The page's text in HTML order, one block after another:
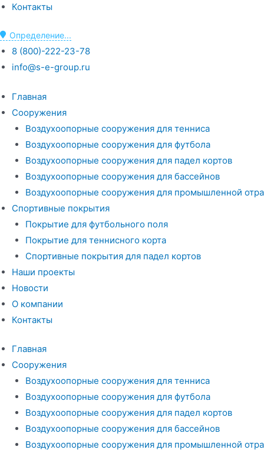
Контакты
Определение...
8 (800)-222-23-78
info@s-e-group.ru
Главная
Сооружения
Воздухоопорные сооружения для тенниса
Воздухоопорные сооружения для футбола
Воздухоопорные сооружения для падел кортов
Воздухоопорные сооружения для бассейнов
Воздухоопорные сооружения для промышленной
Спортивные покрытия
Покрытие для футбольного поля
Покрытие для теннисного корта
Спортивные покрытия для падел кортов
Наши проекты
Новости
О компании
Контакты
Главная
Сооружения
Воздухоопорные сооружения для тенниса
Воздухоопорные сооружения для футбола
Воздухоопорные сооружения для падел кортов
Воздухоопорные сооружения для бассейнов
Воздухоопорные сооружения для промышленной